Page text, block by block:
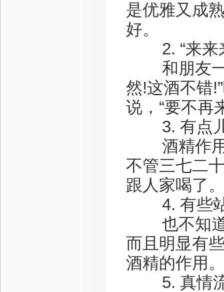
是优雅又成
好。
2. “来来
和朋友一
然!这酒不错
说，“要不再
3. 有点
酒精作用
不管三七二
跟人家喝了
4. 有些站
也不知道
而且明显有
酒精的作用
5. 真情